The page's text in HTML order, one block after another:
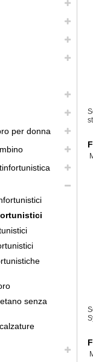
per donna
senza